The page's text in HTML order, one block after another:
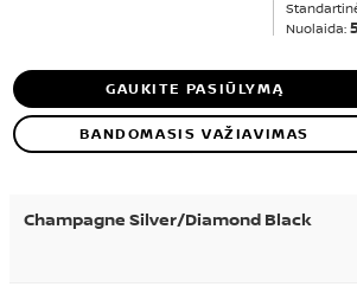
Nuolaida:
GAUKITE PASIŪLYMĄ
BANDOMASIS VAŽIAVIMAS
Champagne Silver/Diamond Black